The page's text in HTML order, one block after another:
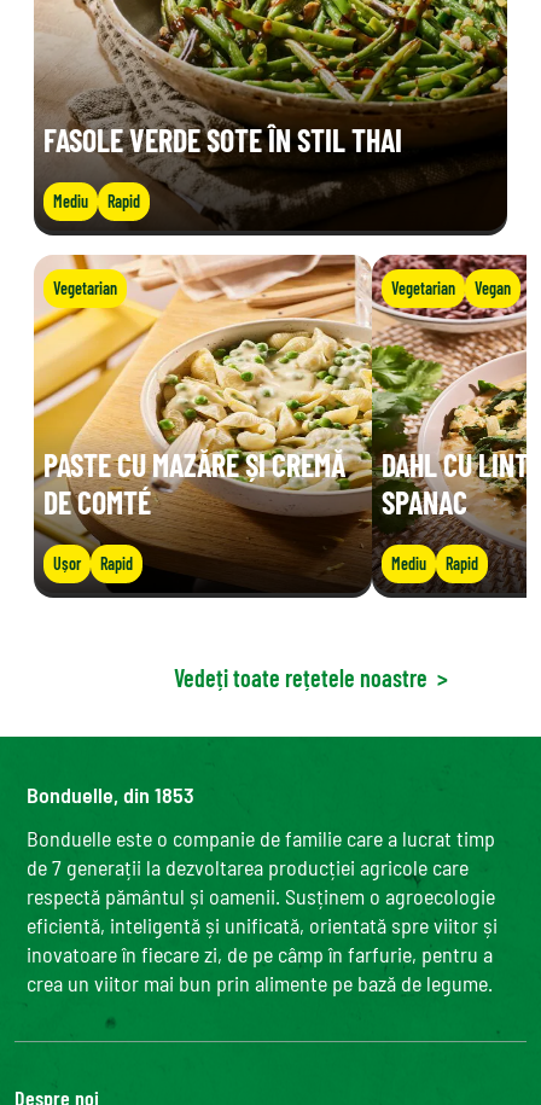
FASOLE VERDE SOTE ÎN STIL THAI
Mediu Rapid
Vegetarian
PASTE CU MAZĂRE ȘI CREMĂ
DE COMTÉ
Ușor Rapid
Vegetarian Vegan
DAHL CU
SPANAC
Mediu Rapid
Vedeți toate rețetele noastre >
Bonduelle, din 1853
Bonduelle este o companie de familie care a lucrat timp
de 7 generații la dezvoltarea producției agricole care
respectă pământul și oamenii. Susținem o agroecologie
eficientă, inteligentă și unificată, orientată spre viitor și
inovatoare în fiecare zi, de pe câmp în farfurie, pentru a
crea un viitor mai bun prin alimente pe bază de legume.
Despre noi